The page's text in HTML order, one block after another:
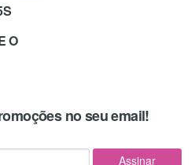
O
no seu email!